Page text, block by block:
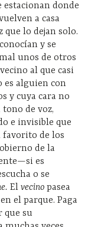
estacionan donde
a casa
lo dejan solo.
y se
unos de otros
al que casi
es alguien con
y cuya cara no
de voz,
e invisible que
favorito de los
de la
es
o se
El vecino pasea
el parque. Paga
que su